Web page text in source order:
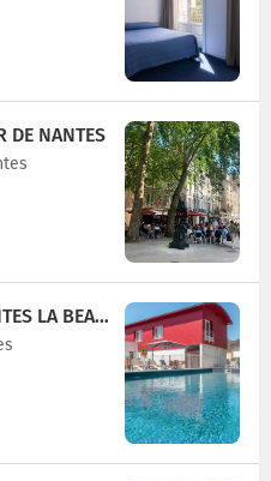
DE NANTES
COMFORT APARTHOTEL NANTES LA BEAUJOIRE